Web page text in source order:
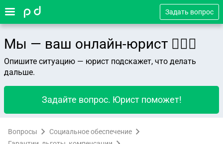
Задать вопрос
Мы — ваш онлайн-юрист 👨🏻‍⚖️
Опишите ситуацию — юрист подскажет, что делать
дальше.
Задайте вопрос. Юрист поможет!
Вопросы
Социальное обеспечение